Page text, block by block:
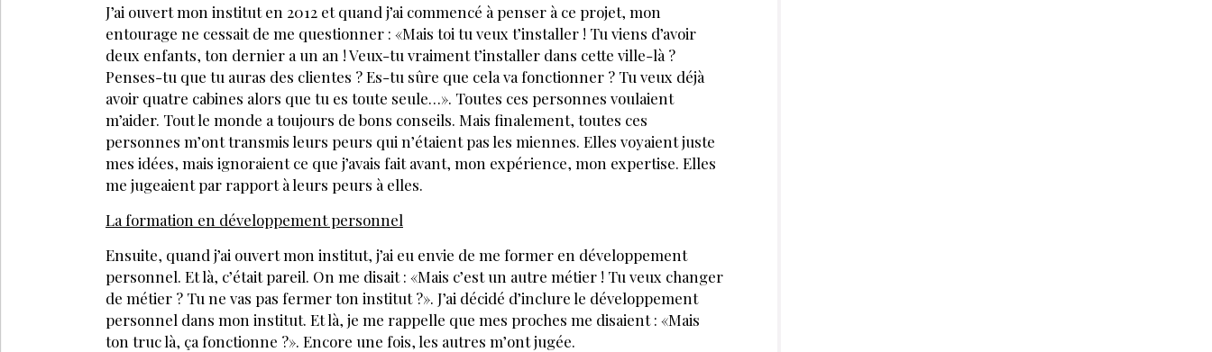
J’ai ouvert mon institut en 2012 et quand j’ai commencé à penser à ce projet, mon
entourage ne cessait de me questionner : «Mais toi tu veux t’installer ! Tu viens d’avoir
deux enfants, ton dernier a un an ! Veux-tu vraiment t’installer dans cette ville-là ?
Penses-tu que tu auras des clientes ? Es-tu sûre que cela va fonctionner ? Tu veux déjà
avoir quatre cabines alors que tu es toute seule…». Toutes ces personnes voulaient
m’aider. Tout le monde a toujours de bons conseils. Mais finalement, toutes ces
personnes m’ont transmis leurs peurs qui n’étaient pas les miennes. Elles voyaient juste
mes idées, mais ignoraient ce que j’avais fait avant, mon expérience, mon expertise. Elles
me jugeaient par rapport à leurs peurs à elles.
La formation en développement personnel
Ensuite, quand j’ai ouvert mon institut, j’ai eu envie de me former en développement
personnel. Et là, c’était pareil. On me disait : «Mais c’est un autre métier ! Tu veux changer
de métier ? Tu ne vas pas fermer ton institut ?». J’ai décidé d’inclure le développement
personnel dans mon institut. Et là, je me rappelle que mes proches me disaient : «Mais
ton truc là, ça fonctionne ?». Encore une fois, les autres m’ont jugée.